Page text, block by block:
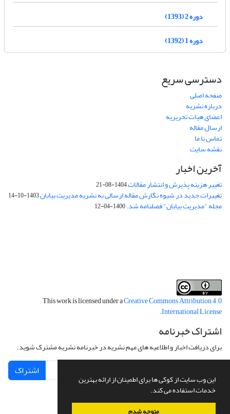
این وب سایت از کوکی ها برای اطمینان از ارائه بهترین
خدمات استفاده می کند.
متوجه شدم
دوره 2 (1393)
دوره 1 (1392)
دسترسی سریع
صفحه اصلی
درباره نشریه
اعضای هیات تحریریه
ارسال مقاله
تماس با ما
نقشه سایت
آخرین اخبار
تغییر هزینه پذیرش و انتشار مقالات1404-08-21
تغییرات جدید در شیوه نگارش مقاله ارسالی به نشریه مدیریت بیابان1403-10-14
مجله "مدیریت بیابان" فصلنامه شد.1400-04-12
This work is licensed under aCreative Commons Attribution 4.0
International License
.
اشتراک خبرنامه
برای دریافت اخبار و اطلاعیه های مهم نشریه در خبرنامه نشریه مشترک شوید.
اشتراک